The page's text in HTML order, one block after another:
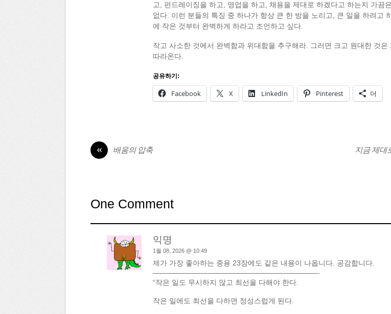
고, 펀드레이징을 하고, 영업을 하고, 채용을 제대로 하겠다고 하는지 가끔
없다. 이런 분들의 특징 중 하나가 항상 큰 한 방을 노리고, 큰 일을 하려고
에 작은 것부터 완벽하게 하라고 조언하고 싶다.
작고 사소한 것에서 완벽함과 위대함을 추구해라. 그러면 크고 원대한 것은
따라온다.
공유하기:
Facebook X LinkedIn Pinterest 더
« 배움의 압축 지금 제대
One Comment
익명
1월 08, 2026 @ 10:49
제가 가장 좋아하는 중용 23장에도 같은 내용이 나옵니다. 공감합니다.
———————————————————————-
“작은 일도 무시하지 않고 최선을 다해야 한다.
작은 일에도 최선을 다하면 정성스럽게 된다.